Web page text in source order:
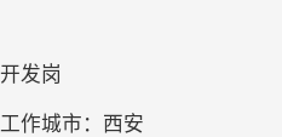
开发岗
工作城市：西安